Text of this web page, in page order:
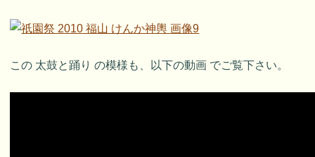
この 太鼓と踊り の模様も、以下の動画 でご覧下さい。